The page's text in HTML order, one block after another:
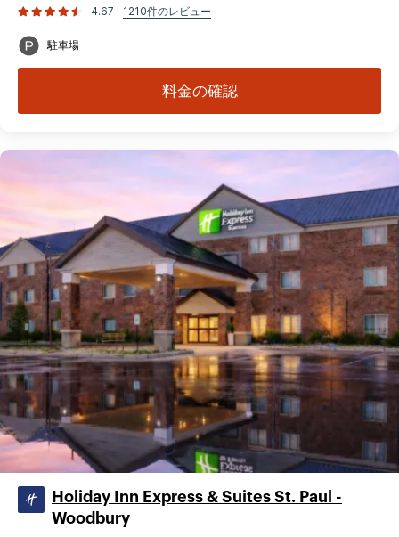
4.67
1210件のレビュー
駐車場
料金の確認
Holiday Inn Express & Suites St. Paul -
Woodbury